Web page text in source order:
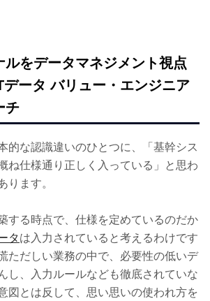
ルをデータマネジメント視点
データ バリュー・エンジニア
チ
的な認識違いのひとつに、「基幹シス
ね仕様通り正しく入っている」と思わ
ります。
する時点で、仕様を定めているのだか
タは入力されていると考えるわけです
ただしい業務の中で、必要性の低いデ
し、入力ルールなども徹底されていな
図とは反して、思い思いの使われ方を